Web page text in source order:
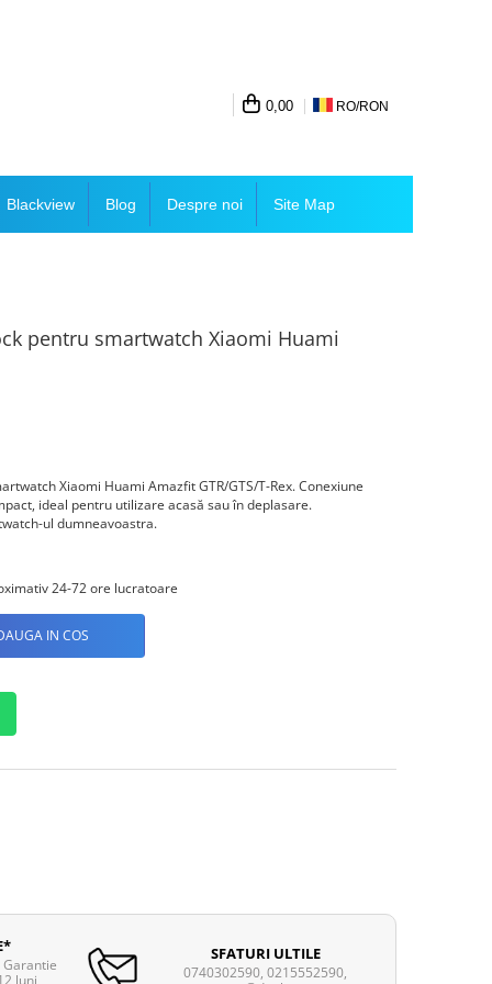
0,00 RO/RON
Blackview Blog Despre noi Site Map
pentru smartwatch Xiaomi Huami
Xiaomi Huami Amazfit GTR/GTS/T-Rex. Conexiune
ideal pentru utilizare acasă sau în deplasare.
ul dumneavoastra.
24-72 ore lucratoare
IN COS
luni
SFATURI ULTILE
0740302590, 0215552590,